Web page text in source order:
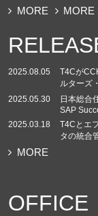
MORE MORE
2025.08.05
T4Cが
ルターズ
2025.05.30
日本総合
SAP
2025.03.18
T4Cとエ
タの統合
MORE
OFFICE